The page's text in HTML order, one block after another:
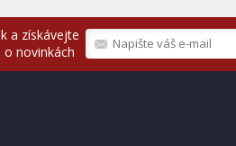
a získávejte
novinkách